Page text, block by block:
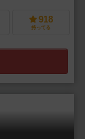
918
持ってる